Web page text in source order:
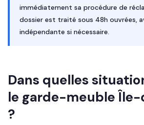
immédiatement sa procédure de
dossier est traité sous 48h ouvrées,
indépendante si nécessaire.
Dans quelles
le garde-meuble
?